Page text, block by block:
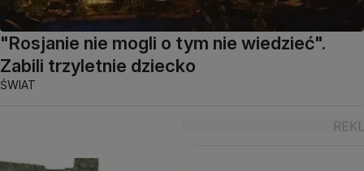
"Rosjanie nie mogli o tym nie wiedzieć".
Zabili trzyletnie dziecko
ŚWIAT